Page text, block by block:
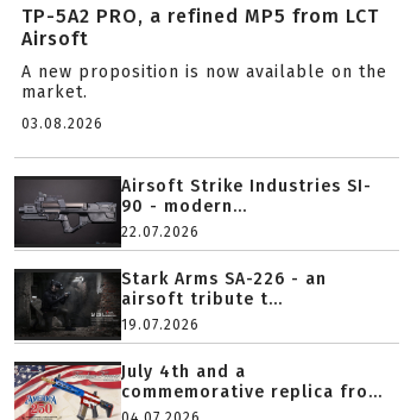
TP-5A2 PRO, a refined MP5 from LCT
Airsoft
A new proposition is now available on the
market.
03.08.2026
Airsoft Strike Industries SI-
90 - modern...
22.07.2026
Stark Arms SA-226 - an
airsoft tribute t...
19.07.2026
July 4th and a
commemorative replica fro...